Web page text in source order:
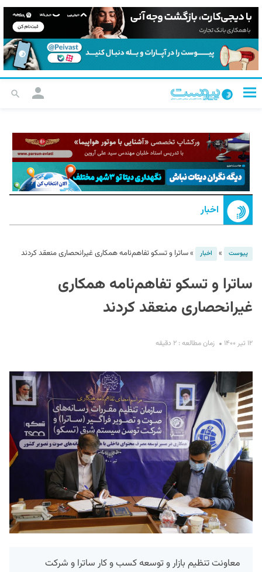
اخبار
پیوست » اخبار »ساترا و تسکو تفاهم‌نامه همکاری غیرانحصاری منعقد کردند
ساترا و تسکو تفاهم‌نامه همکاری
غیرانحصاری منعقد کردند
۱۲ تیر ۱۴۰۰ زمان مطالعه : ۲ دقیقه
معاونت تنظیم بازار و توسعه کسب و کار ساترا و شرکت